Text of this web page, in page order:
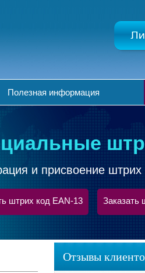
Полезная информация
и присвоение
штрих код EAN-13 Заказать
Отзывы